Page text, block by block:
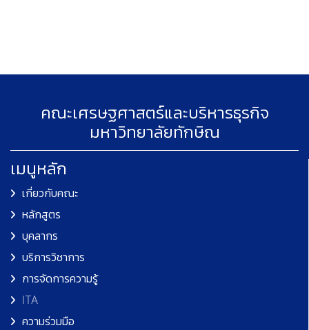
คณะเศรษฐศาสตร์และบริหารธุรกิจ
มหาวิทยาลัยทักษิณ
เมนูหลัก
เกี่ยวกับคณะ
หลักสูตร
บุคลากร
บริการวิชาการ
การจัดการความรู้
ITA
ความร่วมมือ